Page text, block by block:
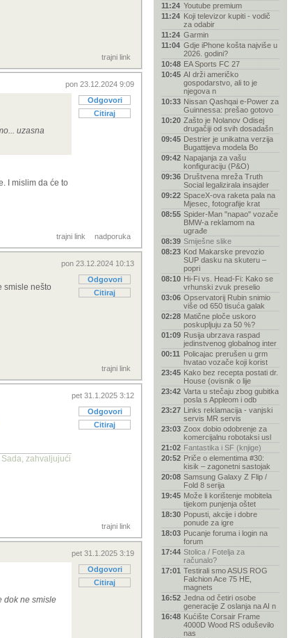
trajni link
pon 23.12.2024 9:09
Odgovori
Citiraj
uzasna
I mislim da će to
trajni link nadporuka
pon 23.12.2024 10:13
Odgovori
Citiraj
smisle nešto
trajni link
pet 31.1.2025 3:12
Odgovori
Citiraj
zahvaljujući
trajni link
pet 31.1.2025 3:19
Odgovori
Citiraj
dok ne smisle
11:24 Youtube premium
11:24 Koji televizor kupiti - vodič
za odabir
11:24 Garmin
11:04 Gdje iPhone košta najviše u
2026. godini?
10:48 EA Sports FC 27
10:45 AI drži američko
gospodarstvo, ali to je
njegova n
10:33 Nissan Qashqai e-Power za
Guinnessa: prešao gotovo
10:20 Zašto je Nolanov Odisej
drugačiji od svih dosadašn
09:45 Destrier je unikatna verzija
Bugattijeva modela Bo
09:42 Napajanja za vašu
konfiguraciju (P&O)
09:36 Društvena mreža Truth
Social legalizirala insajder
09:22 SpaceX-ova raketa pala na
Mjesec, fotografije krat
08:55 Spider-Man "napao" vozače
BMW-a reklamom na
ugrađe
08:39 Smiješne slike
08:23 Kod Makarske prevozio
SUP dasku na skuteru –
popri
08:10 Hi-Fi vs. Head-Fi: Kako se
vrhunski zvuk preselio
03:06 Opservatorij Rubin snimio
više od 650 tisuća galak
02:28 Matične ploče uskoro
poskupljuju za 50 %?
01:09 Rusija ubrzava raspad
jedinstvenog globalnog inter
00:11 Policajac prerušen u grm
hvatao vozače koji korist
23:45 Kako bez recepta postati dr.
House (ovisnik o lije
23:42 Varta u stečaju zbog gubitka
posla s Appleom i odb
23:27 Links reklamacija - vanjski
servis MR servis
23:03 Zoox dobio odobrenje za
komercijalnu robotaksi usl
21:02 Fantastika i SF (knjige)
20:52 Priče o elementima #30:
kisik – zagonetni sastojak
20:08 Samsung Galaxy Z Flip /
Fold 8 serija
19:45 Može li korištenje mobitela
tijekom punjenja oštet
18:30 Popusti, akcije i dobre
ponude za igre
18:03 Pucanje foruma i login na
forum
17:44 Stolica / Fotelja za
računalo?
17:01 Testirali smo ASUS ROG
Falchion Ace 75 HE,
magnets
16:52 Jedna od četiri osobe
generacije Z oslanja na AI n
16:48 Kućište Corsair Frame
4000D Wood RS oduševilo
nas